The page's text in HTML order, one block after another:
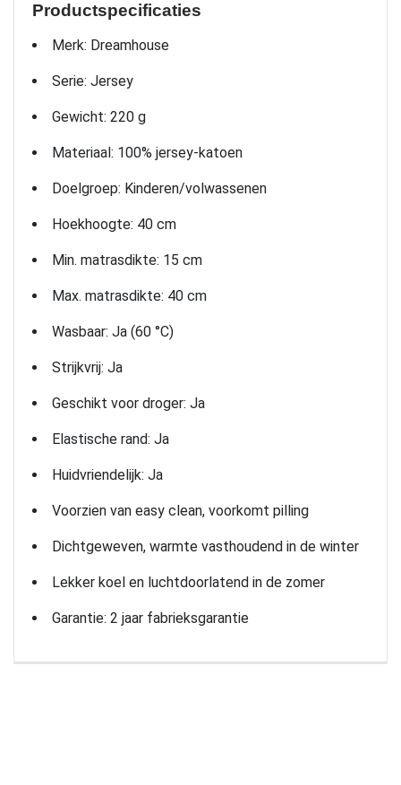
Productspecificaties
Merk: Dreamhouse
Serie: Jersey
Gewicht: 220 g
Materiaal: 100% jersey-katoen
Doelgroep: Kinderen/volwassenen
Hoekhoogte: 40 cm
Min. matrasdikte: 15 cm
Max. matrasdikte: 40 cm
Wasbaar: Ja (60 °C)
Strijkvrij: Ja
Geschikt voor droger: Ja
Elastische rand: Ja
Huidvriendelijk: Ja
Voorzien van easy clean, voorkomt pilling
Dichtgeweven, warmte vasthoudend in de winter
Lekker koel en luchtdoorlatend in de zomer
Garantie: 2 jaar fabrieksgarantie